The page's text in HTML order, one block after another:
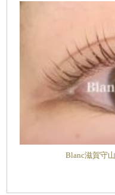
Blanc滋賀守